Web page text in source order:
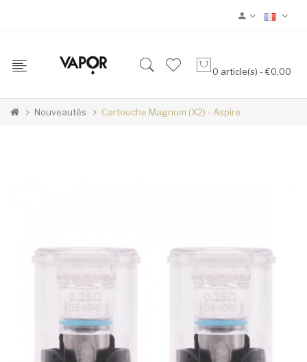
0 article(s) - €0,00
Nouveautés Cartouche Magnum (x2) - Aspire